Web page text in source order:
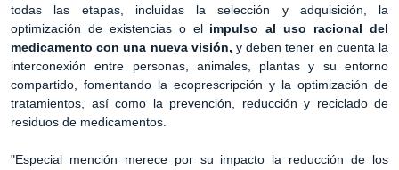
todas las etapas, incluidas la selección y adquisición, la
optimización de existencias o el impulso al uso racional del
medicamento con una nueva visión, y deben tener en cuenta la
interconexión entre personas, animales, plantas y su entorno
compartido, fomentando la ecoprescripción y la optimización de
tratamientos, así como la prevención, reducción y reciclado de
residuos de medicamentos.
"Especial mención merece por su impacto la reducción de los